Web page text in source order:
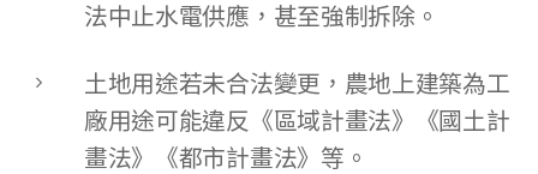
法中止水電供應，甚至強制拆除。
土地用途若未合法變更，農地上建築為工
廠用途可能違反《區域計畫法》《國土計
畫法》《都市計畫法》等。